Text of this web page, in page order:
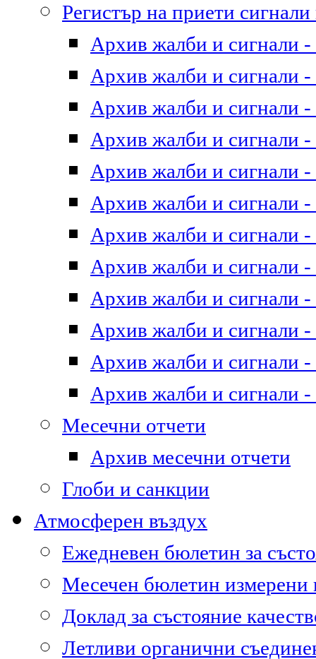
Регистър на приети
Архив жалби и сигнали -
Архив жалби и сигнали -
Архив жалби и сигнали -
Архив жалби и сигнали -
Архив жалби и сигнали -
Архив жалби и сигнали -
Архив жалби и сигнали -
Архив жалби и сигнали -
Архив жалби и сигнали -
Архив жалби и сигнали -
Архив жалби и сигнали -
Архив жалби и сигнали -
Месечни отчети
Архив месечни отчети
Глоби и санкции
Атмосферен въздух
Ежедневен бюлетин за
Месечен бюлетин
Доклад за състояние
Летливи органични